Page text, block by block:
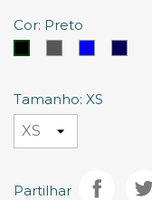
Cor: Preto
Tamanho: XS
Partilhar